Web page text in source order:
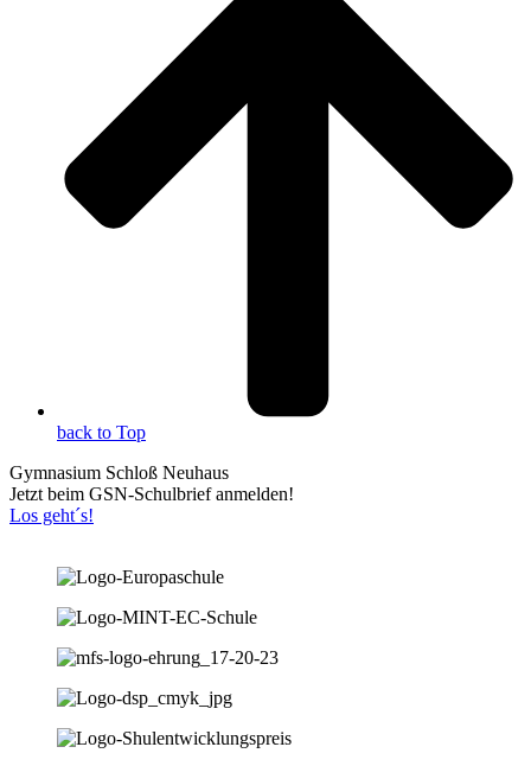
back to Top
Gymnasium Schloß Neuhaus
Jetzt beim GSN-Schulbrief anmelden!
Los geht´s!